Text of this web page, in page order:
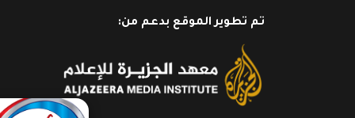
تم تطوير الموقع بدعم من: